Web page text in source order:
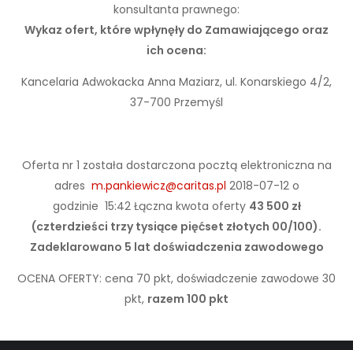
konsultanta prawnego:
Wykaz ofert, które wpłynęły do Zamawiającego oraz
ich ocena:
Kancelaria Adwokacka Anna Maziarz, ul. Konarskiego 4/2,
37-700 Przemyśl
Oferta nr 1 została dostarczona pocztą elektroniczna na
adres m.pankiewicz@caritas.pl 2018-07-12 o
godzinie 15:42 Łączna kwota oferty 43 500 zł
(czterdzieści trzy tysiące pięćset złotych 00/100).
Zadeklarowano 5 lat doświadczenia zawodowego
OCENA OFERTY: cena 70 pkt, doświadczenie zawodowe 30
pkt, razem 100 pkt